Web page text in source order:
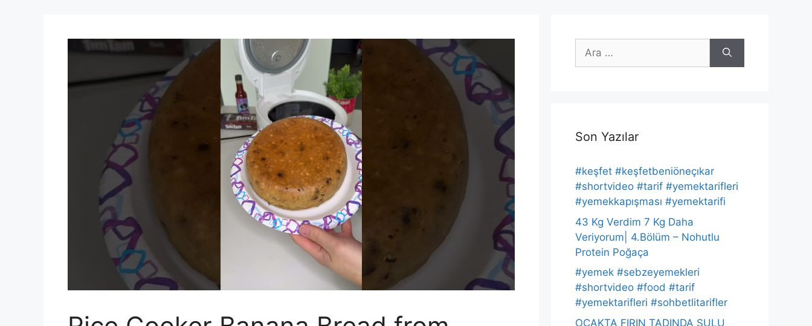
için
Son Yazılar
#keşfet #keşfetbeniöneçıkar
#shortvideo #tarif #yemektarifleri
#yemekkapışması #yemektarifi
43 Kg Verdim 7 Kg Daha
Veriyorum| 4.Bölüm – Nohutlu
Protein Poğaça
#yemek #sebzeyemekleri
#shortvideo #food #tarif
#yemektarifleri #sohbetlitarifler
OCAKTA FIRIN TADINDA SULU